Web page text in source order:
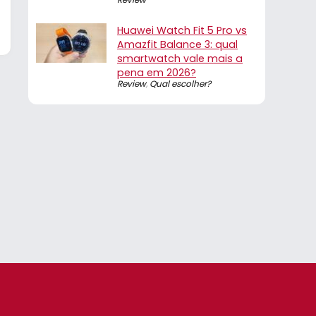
Huawei Watch Fit 5 Pro vs
Amazfit Balance 3: qual
smartwatch vale mais a
pena em 2026?
Review, Qual escolher?